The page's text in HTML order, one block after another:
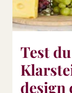
Test
design